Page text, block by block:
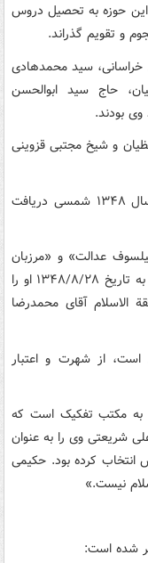
خود را در این حوزه به تحصیل دروس
و تقویم گذراند.
خراسانی، سید محمدهادی
حاج سید ابوالحسن
بودند.
و شیخ مجتبی قزوینی
حکیمی اجازه اجتهاد را از آقابزرگ تهرانی در سال ۱۳۴۸ شمسی دریافت
عدالت» و «مرزبان
توحید» یاد می‌شود. امام خمینی (ره) در پیامی به تاریخ ۱۳۴۸/۸/۲۸ او را
آقای محمدرضا
است، از شهرت و اعتبار
به مکتب تفکیک است که
شریعتی وی را به عنوان
کرده بود. حکیمی
نیست.»
شده است: